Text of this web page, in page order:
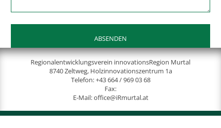
Regionalentwicklungsverein innovationsRegion Murtal
8740 Zeltweg, Holzinnovationszentrum 1a
Telefon:+43 664 / 969 03 68
Fax:
E-Mail:office@iRmurtal.at